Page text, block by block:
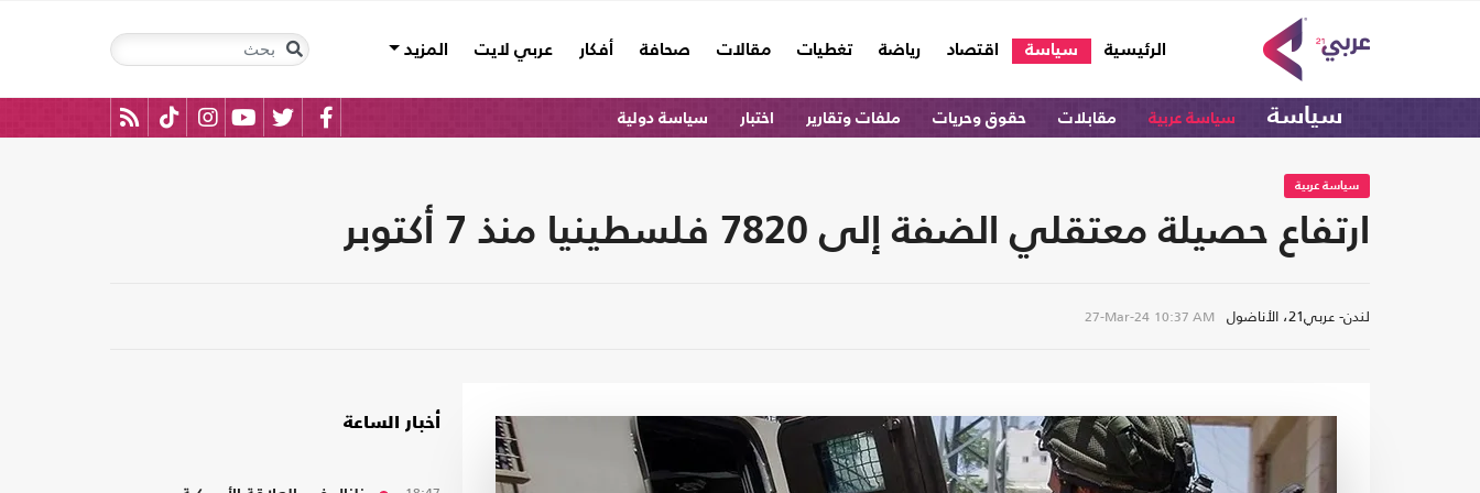
الرئيسية
(current) سياسة اقتصاد رياضة تغطيات مقالات صحافة أفكار عربي لايت المزيد
سياسة سياسة عربية مقابلات حقوق وحريات ملفات وتقارير اختبار سياسة دولية
سياسة عربية
ارتفاع حصيلة معتقلي الضفة إلى 7820 فلسطينيا منذ 7 أكتوبر
لندن- عربي21، الأناضول 27-Mar-24 10:37 AM
أخبار الساعة